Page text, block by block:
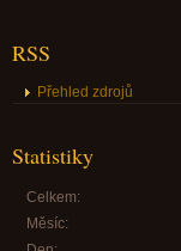
RSS
Přehled zdrojů
Statistiky
Celkem:
Měsíc: